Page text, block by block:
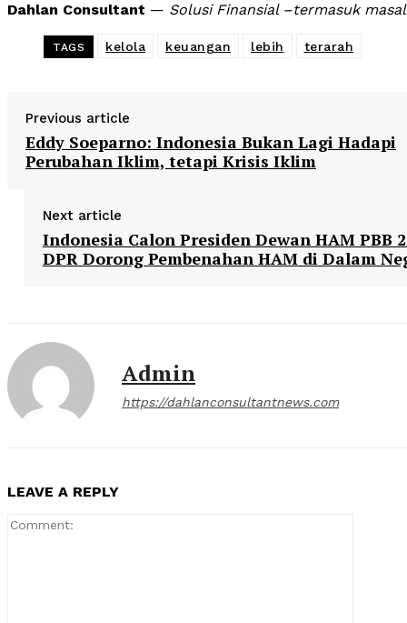
Dahlan Consultant — Solusi Finansial –termasuk
TAGS kelola keuangan lebih terarah
Previous article
Eddy Soeparno: Indonesia Bukan Lagi Hadapi
Perubahan Iklim, tetapi Krisis Iklim
Next article
Indonesia Calon Presiden Dewan HAM PBB
DPR Dorong Pembenahan HAM di Dalam
Admin
https://dahlanconsultantnews.com
LEAVE A REPLY